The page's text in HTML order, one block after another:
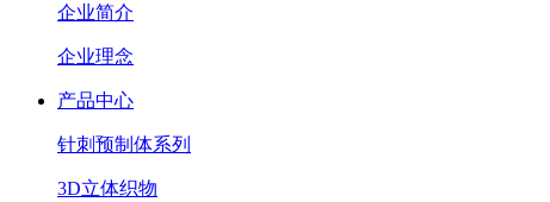
企业简介
企业理念
产品中心
针刺预制体系列
3D立体织物